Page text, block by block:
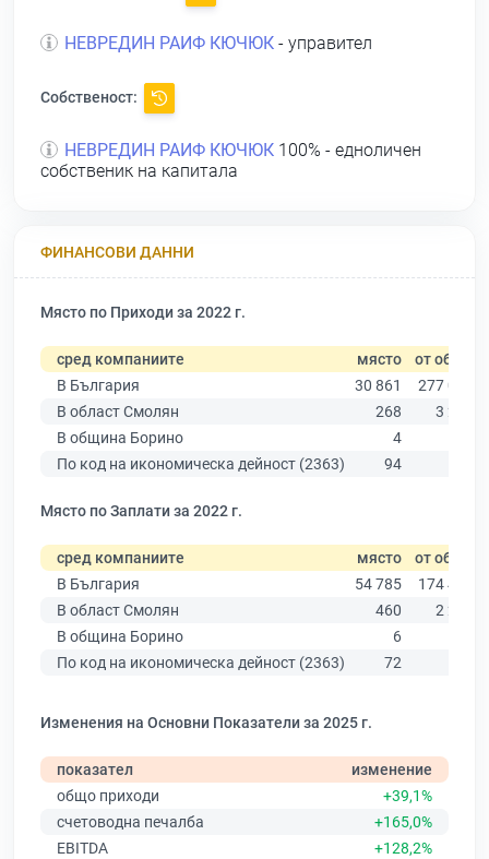
НЕВРЕДИН РАИФ КЮЧЮК - управител
Собственост:
НЕВРЕДИН РАИФ КЮЧЮК 100% - едноличен
собственик на капитала
ФИНАНСОВИ ДАННИ
Място по Приходи за 2022 г.
сред компаниите място от общо
В България
30 861
277 019
В област Смолян
268
3 292
В община Борино
4
По код на икономическа дейност (2363)
94
Място по Заплати за 2022 г.
сред компаниите място от общо
В България
54 785
174 403
В област Смолян
460
2 287
В община Борино
6
По код на икономическа дейност (2363)
72
Изменения на Основни Показатели за 2025 г.
показател
изменение
общо приходи
+39,1%
счетоводна печалба
+165,0%
EBITDA
+128,2%